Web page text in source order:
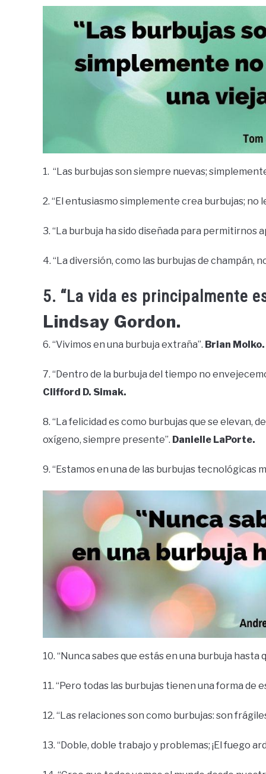
1. “Las burbujas son siempre nuevas;
2. “El entusiasmo simplemente crea burbujas; no
3. “La burbuja ha sido diseñada para permitirnos
4. “La diversión, como las burbujas de champán,
5. “La vida es principalmente
Lindsay Gordon.
6. “Vivimos en una burbuja extraña”. Brian Molko.
7. “Dentro de la burbuja del tiempo no
Clifford D. Simak.
8. “La felicidad es como burbujas que se elevan,
oxígeno, siempre presente”. Danielle LaPorte.
9. “Estamos en una de las burbujas tecnológicas
10. “Nunca sabes que estás en una burbuja hasta
11. “Pero todas las burbujas tienen una forma de
12. “Las relaciones son como burbujas: son
13. “Doble, doble trabajo y problemas; ¡El fuego